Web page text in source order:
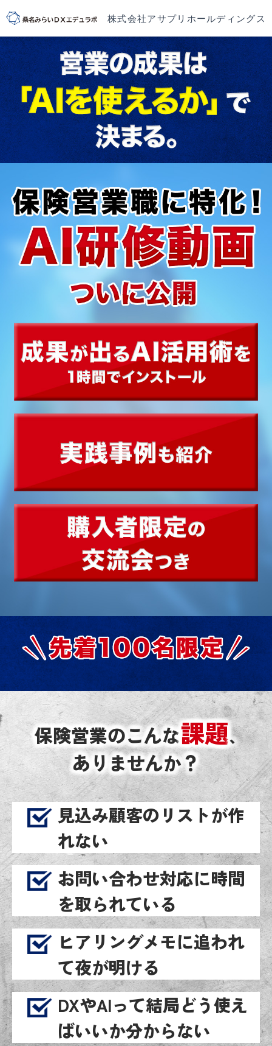
株式会社アサプリホールディングス
保険営業のこんな課題､
ありませんか？
見込み顧客のリストが作
れない
お問い合わせ対応に時間
を取られている
ヒアリングメモに追われ
て夜が明ける
DXやAIって結局どう使え
ばいいか分からない